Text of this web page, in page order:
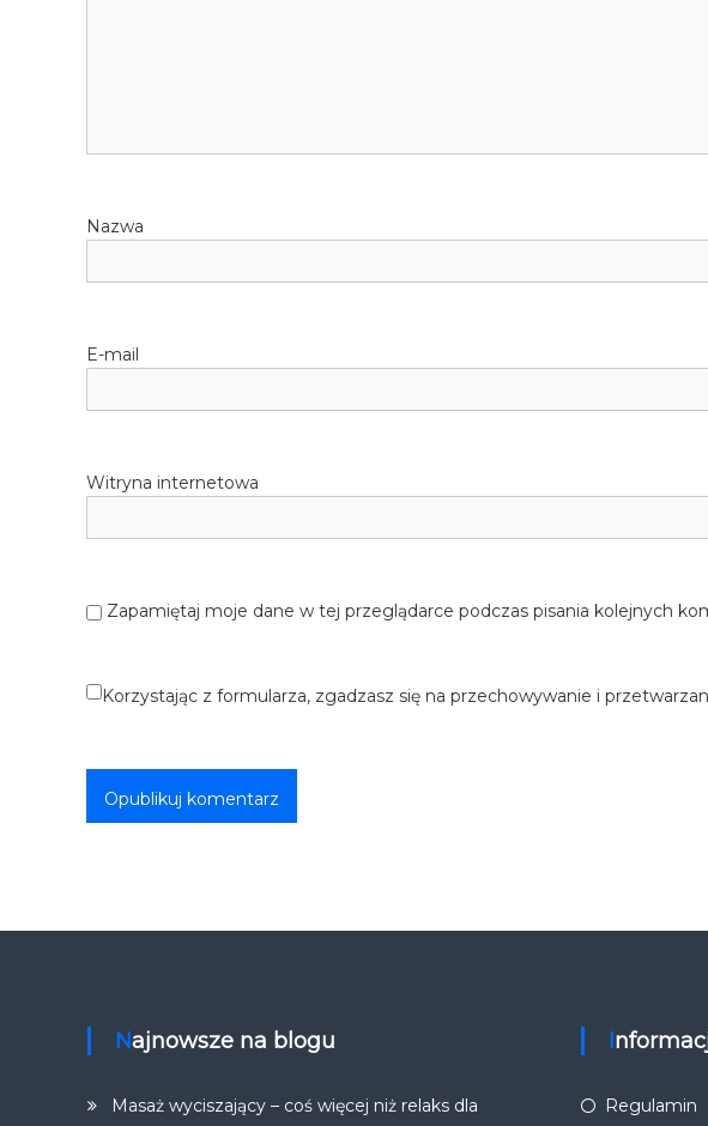
Nazwa
E-mail
Witryna internetowa
Zapamiętaj moje dane w tej przeglądarce podczas pisania kolejnych
Korzystając z formularza, zgadzasz się na przechowywanie i
Najnowsze na blogu
Masaż wyciszający – coś więcej niż relaks dla
Regulamin